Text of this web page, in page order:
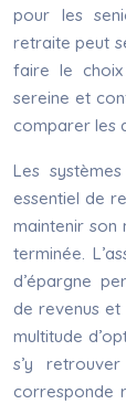
pour les
retraite peut
faire le
sereine et
comparer les
Les
essentiel de
maintenir son
terminée.
d’épargne
de revenus et
multitude
s’y
corresponde